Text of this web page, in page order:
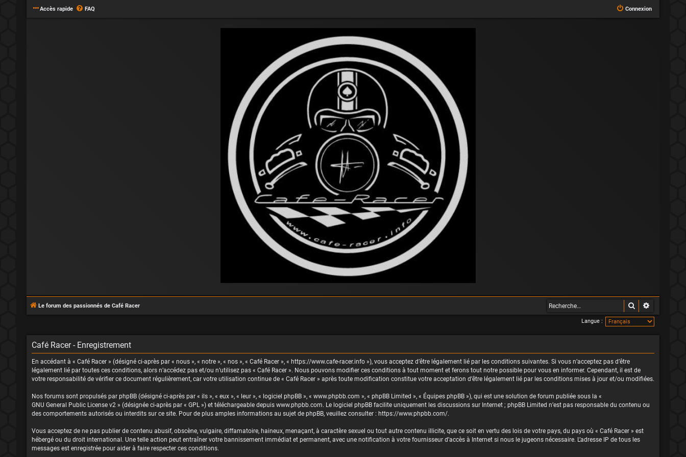
Accès rapide FAQ Connexion
Le forum des passionnés de Café Racer Rechercher
Langue :
Café Racer - Enregistrement
En accédant à « Café Racer » (désigné ci-après par « nous », « notre », « nos », « Café Racer », « https://www.cafe-racer.info »), vous acceptez d’être légalement lié par les conditions suivantes. Si vous n’acceptez pas d’être
légalement lié par toutes ces conditions, alors n’accédez pas et/ou n’utilisez pas « Café Racer ». Nous pouvons modifier ces conditions à tout moment et ferons tout notre possible pour vous en informer. Cependant, il est de
votre responsabilité de vérifier ce document régulièrement, car votre utilisation continue de « Café Racer » après toute modification constitue votre acceptation d’être légalement lié par les conditions mises à jour et/ou modifiées.
Nos forums sont propulsés par phpBB (désigné ci-après par « ils », « eux », « leur », « logiciel phpBB », « www.phpbb.com », « phpBB Limited », « Équipes phpBB »), qui est une solution de forum publiée sous la «
GNU General Public License v2 » (désignée ci-après par « GPL ») et téléchargeable depuis www.phpbb.com. Le logiciel phpBB facilite uniquement les discussions sur Internet ; phpBB Limited n’est pas responsable du contenu ou
des comportements autorisés ou interdits sur ce site. Pour de plus amples informations au sujet de phpBB, veuillez consulter : https://www.phpbb.com/.
Vous acceptez de ne pas publier de contenu abusif, obscène, vulgaire, diffamatoire, haineux, menaçant, à caractère sexuel ou tout autre contenu illicite, que ce soit en vertu des lois de votre pays, du pays où « Café Racer » est
hébergé ou du droit international. Une telle action peut entraîner votre bannissement immédiat et permanent, avec une notification à votre fournisseur d’accès à Internet si nous le jugeons nécessaire. L’adresse IP de tous les
messages est enregistrée pour aider à faire respecter ces conditions.